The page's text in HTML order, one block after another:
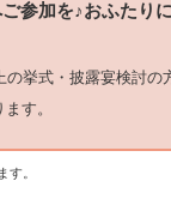
参加を♪おふたり
の挙式・披露宴検討
す。
す。